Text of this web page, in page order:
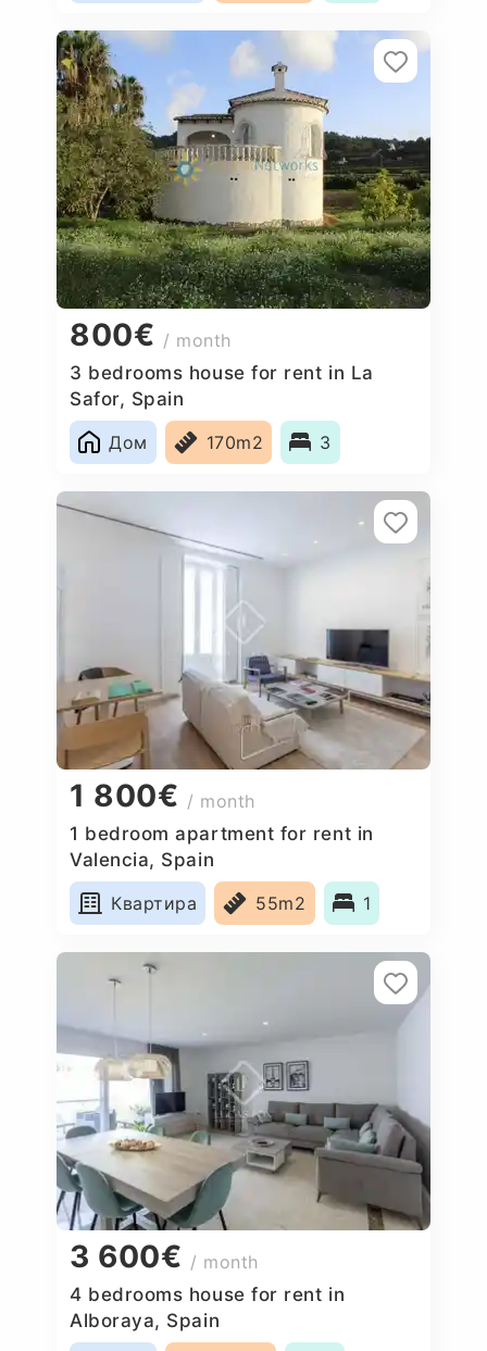
800€ / month
3 bedrooms house for rent in La
Safor, Spain
Дом
170m2 3
1 800€ / month
1 bedroom apartment for rent in
Valencia, Spain
Квартира
55m2 1
3 600€ / month
4 bedrooms house for rent in
Alboraya, Spain